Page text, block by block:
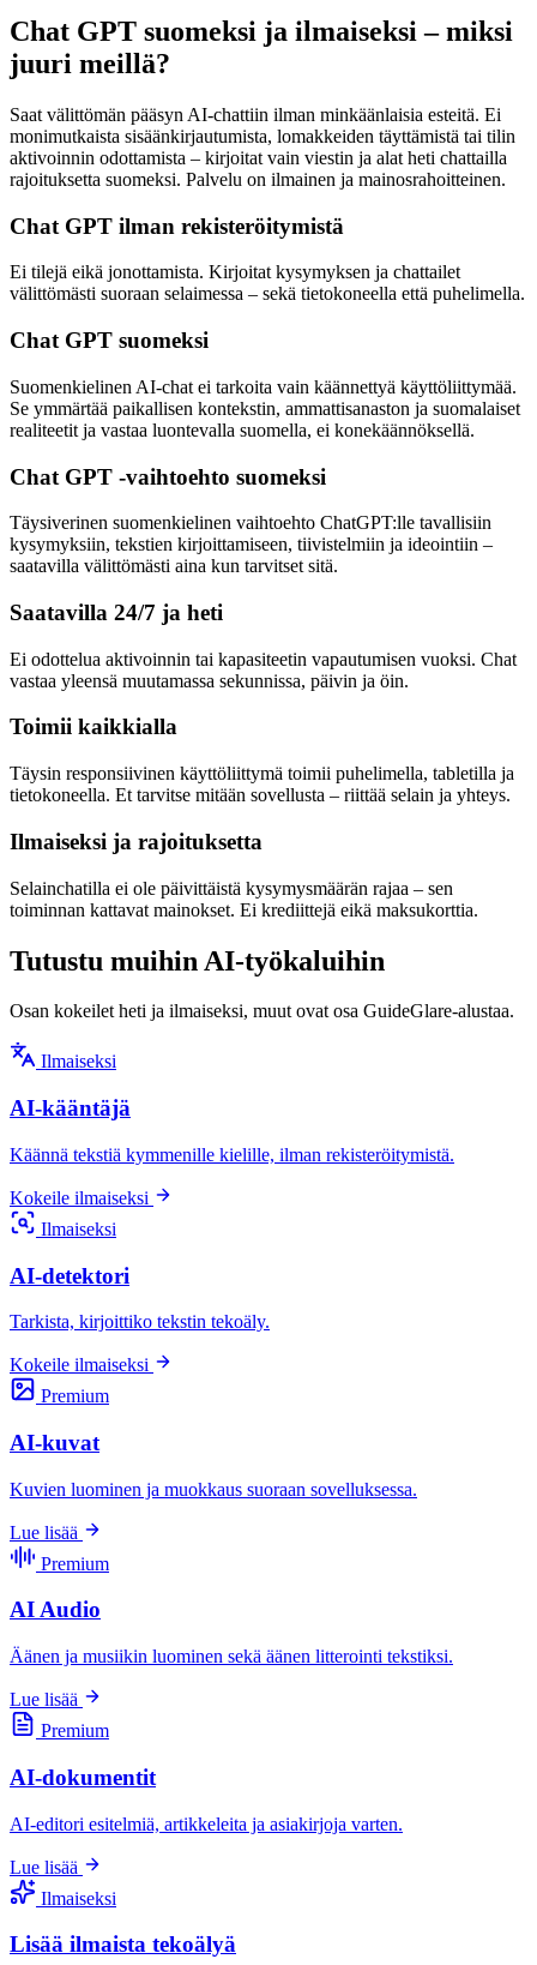
Chat GPT suomeksi ja ilmaiseksi – miksi
juuri meillä?
Saat välittömän pääsyn AI-chattiin ilman minkäänlaisia esteitä. Ei
monimutkaista sisäänkirjautumista, lomakkeiden täyttämistä tai tilin
aktivoinnin odottamista – kirjoitat vain viestin ja alat heti chattailla
rajoituksetta suomeksi. Palvelu on ilmainen ja mainosrahoitteinen.
Chat GPT ilman rekisteröitymistä
Ei tilejä eikä jonottamista. Kirjoitat kysymyksen ja chattailet
välittömästi suoraan selaimessa – sekä tietokoneella että puhelimella.
Chat GPT suomeksi
Suomenkielinen AI-chat ei tarkoita vain käännettyä käyttöliittymää.
Se ymmärtää paikallisen kontekstin, ammattisanaston ja suomalaiset
realiteetit ja vastaa luontevalla suomella, ei konekäännöksellä.
Chat GPT -vaihtoehto suomeksi
Täysiverinen suomenkielinen vaihtoehto ChatGPT:lle tavallisiin
kysymyksiin, tekstien kirjoittamiseen, tiivistelmiin ja ideointiin –
saatavilla välittömästi aina kun tarvitset sitä.
Saatavilla 24/7 ja heti
Ei odottelua aktivoinnin tai kapasiteetin vapautumisen vuoksi. Chat
vastaa yleensä muutamassa sekunnissa, päivin ja öin.
Toimii kaikkialla
Täysin responsiivinen käyttöliittymä toimii puhelimella, tabletilla ja
tietokoneella. Et tarvitse mitään sovellusta – riittää selain ja yhteys.
Ilmaiseksi ja rajoituksetta
Selainchatilla ei ole päivittäistä kysymysmäärän rajaa – sen
toiminnan kattavat mainokset. Ei krediittejä eikä maksukorttia.
Tutustu muihin AI-työkaluihin
Osan kokeilet heti ja ilmaiseksi, muut ovat osa GuideGlare-alustaa.
Ilmaiseksi
AI-kääntäjä
Käännä tekstiä kymmenille kielille, ilman rekisteröitymistä.
Kokeile ilmaiseksi
Ilmaiseksi
AI-detektori
Tarkista, kirjoittiko tekstin tekoäly.
Kokeile ilmaiseksi
Premium
AI-kuvat
Kuvien luominen ja muokkaus suoraan sovelluksessa.
Lue lisää
Premium
AI Audio
Äänen ja musiikin luominen sekä äänen litterointi tekstiksi.
Lue lisää
Premium
AI-dokumentit
AI-editori esitelmiä, artikkeleita ja asiakirjoja varten.
Lue lisää
Ilmaiseksi
Lisää ilmaista tekoälyä